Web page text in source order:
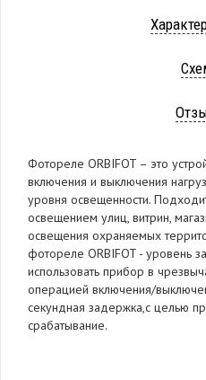
Фотореле ORBIFOT – это
включения и выключения
уровня освещенности.
освещением улиц, витрин,
освещения охраняемых
фотореле ORBIFOT - уровень
использовать прибор в
операцией включения/
секундная задержка,с целью
срабатывание.